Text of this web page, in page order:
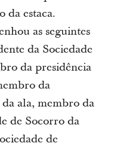
da estaca.
as seguintes
da Sociedade
da presidência
da
ala, membro da
de Socorro da
de